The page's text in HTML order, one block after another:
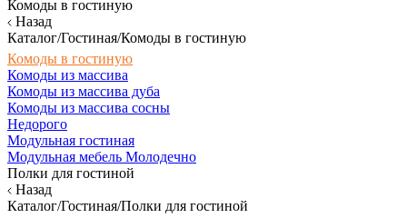
Комоды в гостиную
Назад
Каталог/Гостиная/Комоды в гостиную
Комоды в гостиную
Комоды из массива
Комоды из массива дуба
Комоды из массива сосны
Недорого
Модульная гостиная
Модульная мебель Молодечно
Полки для гостиной
Назад
Каталог/Гостиная/Полки для гостиной